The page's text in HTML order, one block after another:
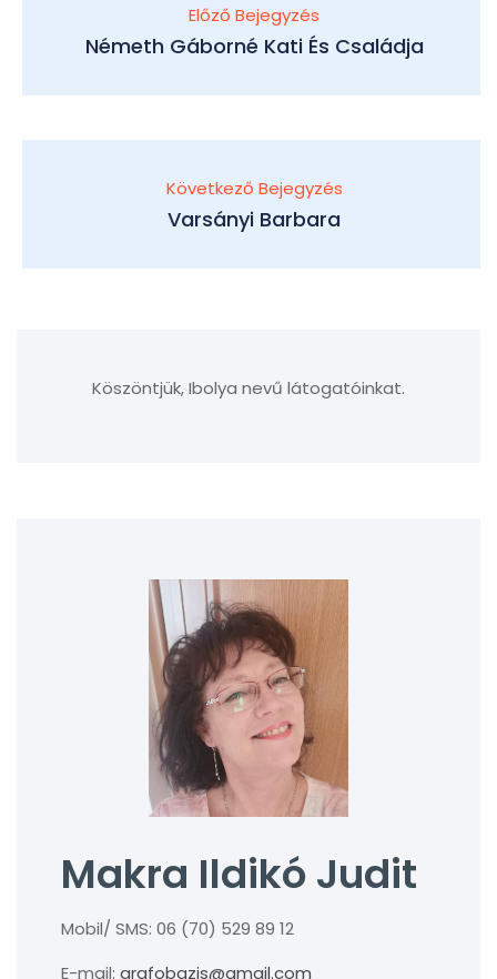
Előző Bejegyzés
Németh Gáborné Kati És Családja
Következő Bejegyzés
Varsányi Barbara
Köszöntjük, Ibolya nevű látogatóinkat.
Makra Ildikó Judit
Mobil/ SMS: 06 (70) 529 89 12
E-mail: grafobazis@gmail.com